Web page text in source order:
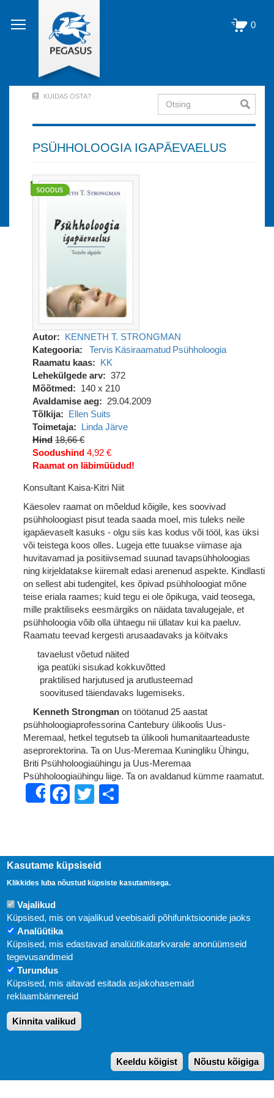
edasi
põhisisu
0
Account
Menu
out)
KUIDAS OSTA? Otsing
PSÜHHOLOOGIA IGAPÄEVAELUS
Autor
KENNETH T. STRONGMAN
Kategooria
Tervis Käsiraamatud Psühholoogia
Raamatu kaas
KK
Lehekülgede arv
372
Mõõtmed
140 x 210
Avaldamise aeg
29.04.2009
Tõlkija
Ellen Suits
Toimetaja
Linda Järve
Hind 18,66 €
Soodushind 4,92 €
Raamat on läbimüüdud!
Konsultant Kaisa-Kitri Niit
Käesolev raamat on mõeldud kõigile, kes soovivad
psühholoogiast pisut teada saada moel, mis tuleks neile
igapäevaselt kasuks - olgu siis kas kodus või tööl, kas üksi
või teistega koos olles. Lugeja ette tuuakse viimase aja
huvitavamad ja positiivsemad suunad tavapsühholoogias
ning kirjeldatakse kiiremalt edasi arenenud aspekte. Kindlasti
on sellest abi tudengitel, kes õpivad psühholoogiat mõne
teise eriala raames; kuid tegu ei ole õpikuga, vaid teosega,
mille praktiliseks eesmärgiks on näidata tavalugejale, et
psühholoogia võib olla ühtaegu nii üllatav kui ka paeluv.
Raamatu teevad kergesti arusaadavaks ja köitvaks
tavaelust võetud näited
iga peatüki sisukad kokkuvõtted
praktilised harjutused ja arutlusteemad
soovitused täiendavaks lugemiseks.
Kenneth Strongman on töötanud 25 aastat
psühholoogiaprofessorina Cantebury ülikoolis Uus-
Meremaal, hetkel tegutseb ta ülikooli humanitaarteaduste
aseprorektorina. Ta on Uus-Meremaa Kuningliku Ühingu,
Briti Psühholoogiaühingu ja Uus-Meremaa
Psühholoogiaühingu liige. Ta on avaldanud kümme raamatut.
ShareFacebook
Twitter
Uudised
KIRJASTUS PEGASUS OÜ © 2020
Paldiski mnt. 29 (A korpus VI korrus), Tallinn
E-post:pegasus[at]pegasus.ee
Kasutame küpsiseid
Klikkides luba nõustud küpsiste kasutamisega.
Vajalikud
Küpsised, mis on vajalikud veebisaidi põhifunktsioonide jaoks
Analüütika
Küpsised, mis edastavad analüütikatarkvarale anonüümseid
tegevusandmeid
Turundus
Küpsised, mis aitavad esitada asjakohasemaid
reklaambännereid
Kinnita valikud
Keeldu kõigist Nõustu kõigiga